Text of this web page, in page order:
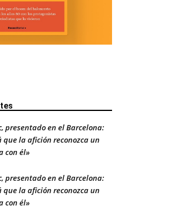
presentado en el Barcelona:
la afición reconozca un
con él»
presentado en el Barcelona:
la afición reconozca un
con él»